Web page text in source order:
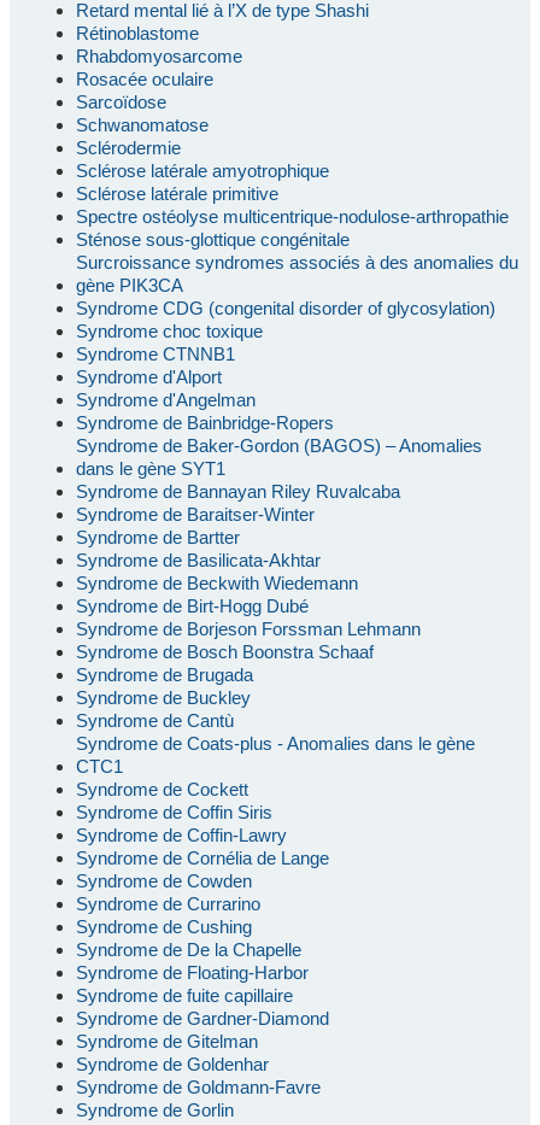
Retard mental lié à l’X de type Shashi
Rétinoblastome
Rhabdomyosarcome
Rosacée oculaire
Sarcoïdose
Schwanomatose
Sclérodermie
Sclérose latérale amyotrophique
Sclérose latérale primitive
Spectre ostéolyse multicentrique-nodulose-arthropathie
Sténose sous-glottique congénitale
Surcroissance syndromes associés à des anomalies du
gène PIK3CA
Syndrome CDG (congenital disorder of glycosylation)
Syndrome choc toxique
Syndrome CTNNB1
Syndrome d'Alport
Syndrome d'Angelman
Syndrome de Bainbridge-Ropers
Syndrome de Baker-Gordon (BAGOS) – Anomalies
dans le gène SYT1
Syndrome de Bannayan Riley Ruvalcaba
Syndrome de Baraitser-Winter
Syndrome de Bartter
Syndrome de Basilicata-Akhtar
Syndrome de Beckwith Wiedemann
Syndrome de Birt-Hogg Dubé
Syndrome de Borjeson Forssman Lehmann
Syndrome de Bosch Boonstra Schaaf
Syndrome de Brugada
Syndrome de Buckley
Syndrome de Cantù
Syndrome de Coats-plus - Anomalies dans le gène
CTC1
Syndrome de Cockett
Syndrome de Coffin Siris
Syndrome de Coffin-Lawry
Syndrome de Cornélia de Lange
Syndrome de Cowden
Syndrome de Currarino
Syndrome de Cushing
Syndrome de De la Chapelle
Syndrome de Floating-Harbor
Syndrome de fuite capillaire
Syndrome de Gardner-Diamond
Syndrome de Gitelman
Syndrome de Goldenhar
Syndrome de Goldmann-Favre
Syndrome de Gorlin